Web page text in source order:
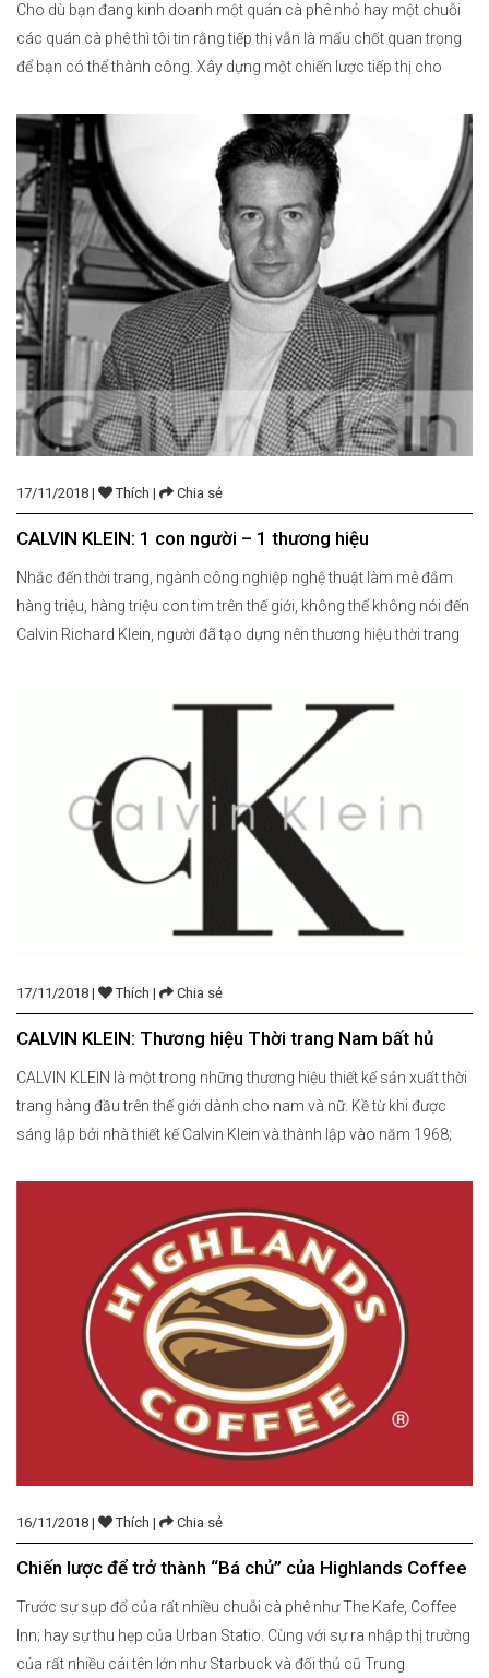
Cho dù bạn đang kinh doanh một quán cà phê nhỏ hay một chuỗi
các quán cà phê thì tôi tin rằng tiếp thị vẫn là mấu chốt quan trọng
để bạn có thể thành công. Xây dựng một chiến lược tiếp thị cho
17/11/2018 | Thích | Chia sẻ
CALVIN KLEIN: 1 con người – 1 thương hiệu
Nhắc đến thời trang, ngành công nghiệp nghệ thuật làm mê đắm
hàng triệu, hàng triệu con tim trên thế giới, không thể không nói đến
Calvin Richard Klein, người đã tạo dựng nên thương hiệu thời trang
17/11/2018 | Thích | Chia sẻ
CALVIN KLEIN: Thương hiệu Thời trang Nam bất hủ
CALVIN KLEIN là một trong những thương hiệu thiết kế sản xuất thời
trang hàng đầu trên thế giới dành cho nam và nữ. Kề từ khi được
sáng lập bởi nhà thiết kế Calvin Klein và thành lập vào năm 1968;
16/11/2018 | Thích | Chia sẻ
Chiến lược để trở thành “Bá chủ” của Highlands Coffee
Trước sự sụp đổ của rất nhiều chuỗi cà phê như The Kafe, Coffee
Inn; hay sự thu hẹp của Urban Statio. Cùng với sự ra nhập thị trường
của rất nhiều cái tên lớn như Starbuck và đối thủ cũ Trung